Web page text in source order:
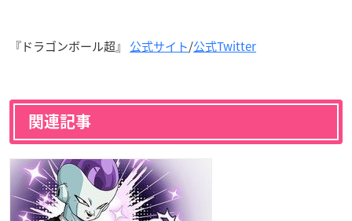
『ドラゴンボール超』 公式サイト/公式Twitter
関連記事